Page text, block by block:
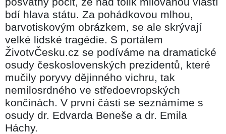
bdí hlava státu. Za pohádkovou mlhou,
barvotiskovým obrázkem, se ale skrývají
velké lidské tragédie. S portálem
ŽivotvČesku.cz se podíváme na dramatické
osudy československých prezidentů, které
mučily poryvy dějinného vichru, tak
nemilosrdného ve středoevropských
končinách. V první části se seznámíme s
osudy dr. Edvarda Beneše a dr. Emila
Háchy.